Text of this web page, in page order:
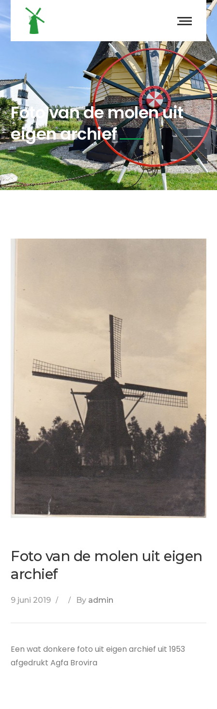
Foto van de molen uit
eigen archief
Foto van de molen uit eigen
archief
9 juni 2019 By admin
Een wat donkere foto uit eigen archief uit 1953
afgedrukt Agfa Brovira